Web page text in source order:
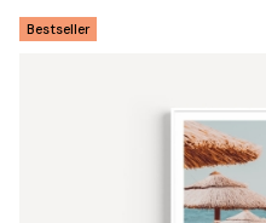
Bestseller